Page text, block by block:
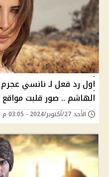
اول رد فعل لـ نانسي
الهاشم .. صور قلبت
الأحد 27/أكتوبر/2024 - 03:05 م